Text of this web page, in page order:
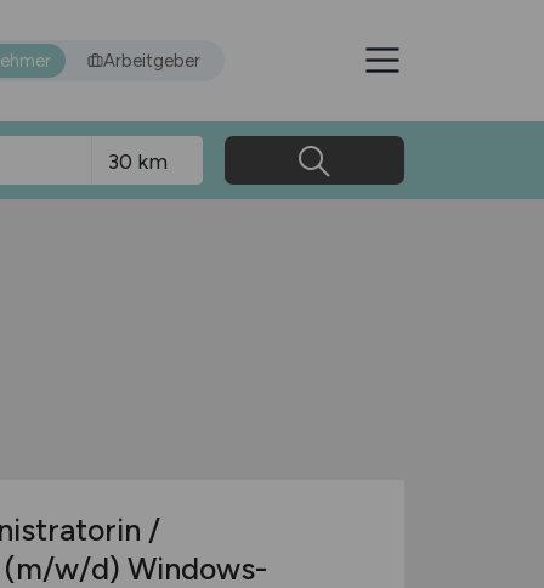
Arbeitgeber
/
(m/w/d) Windows-